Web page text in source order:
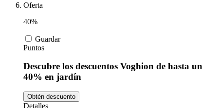
Oferta
40%
Guardar
Puntos
Descubre los descuentos Voghion de hasta un
40% en jardín
Obtén descuento
Detalles